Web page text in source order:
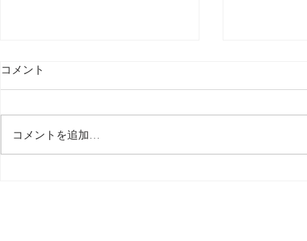
最後の日記です
コメント
コメントを追加…